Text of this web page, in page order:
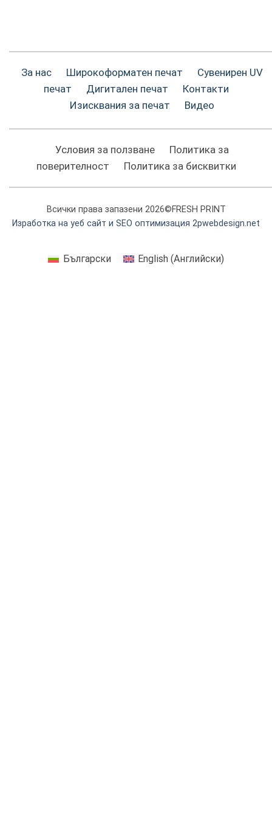
За нас Широкоформатен печат
Сувенирен UV
печат
Дигитален печат
Контакти
Изисквания за печат
Видео
Условия за ползване
Политика за
поверителност
Политика за бисквитки
Всички права запазени 2026©FRESH PRINT
Изработка на уеб сайт и SEO оптимизация 2pwebdesign.net
Български English(Английски)